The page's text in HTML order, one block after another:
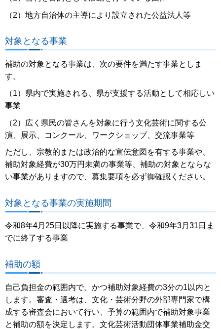
（2）地方自治体の主導により設立された公益法人等
対象となる事業
補助の対象となる事業は、次の要件を満たす事業としま
す。
（1）県内で実施される、県が支援する活動として相応しい
事業
（2）広く県民の皆さんを対象に行う文化芸術に関する公
演、展示、コンクール、ワークショップ、交流事業等
ただし、宗教的または政治的な宣伝意図を有する事業や、
補助対象経費が30万円未満の事業等、補助の対象とならな
い事業がありますので、募集要項を必ず御確認ください。
対象となる事業の実施期間
令和8年4月25日以降に実施する事業で、令和9年3月31日ま
でに終了する事業
補助の額
自己負担金の範囲内で、かつ補助対象経費の3分の1以内と
します。審査・選考は、文化・芸術分野の外部専門家で構
成する審査会において行い、予算の範囲内で補助対象事業
と補助の額を決定します。文化芸術活動団体事業補助金交